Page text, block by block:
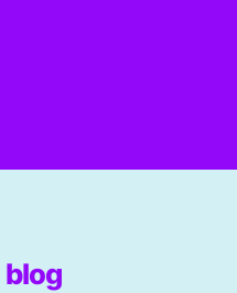
blog